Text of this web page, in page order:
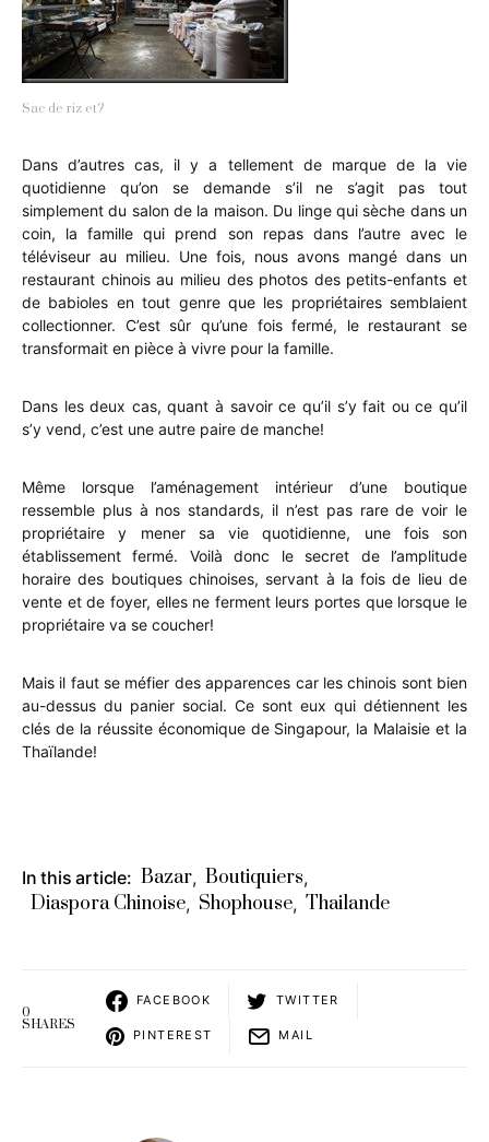
Sac de riz et?
Dans d’autres cas, il y a tellement de marque de la vie
quotidienne qu’on se demande s’il ne s’agit pas tout
simplement du salon de la maison. Du linge qui sèche dans un
coin, la famille qui prend son repas dans l’autre avec le
téléviseur au milieu. Une fois, nous avons mangé dans un
restaurant chinois au milieu des photos des petits-enfants et
de babioles en tout genre que les propriétaires semblaient
collectionner. C’est sûr qu’une fois fermé, le restaurant se
transformait en pièce à vivre pour la famille.
Dans les deux cas, quant à savoir ce qu’il s’y fait ou ce qu’il
s’y vend, c’est une autre paire de manche!
Même lorsque l’aménagement intérieur d’une boutique
ressemble plus à nos standards, il n’est pas rare de voir le
propriétaire y mener sa vie quotidienne, une fois son
établissement fermé. Voilà donc le secret de l’amplitude
horaire des boutiques chinoises, servant à la fois de lieu de
vente et de foyer, elles ne ferment leurs portes que lorsque le
propriétaire va se coucher!
Mais il faut se méfier des apparences car les chinois sont bien
au-dessus du panier social. Ce sont eux qui détiennent les
clés de la réussite économique de Singapour, la Malaisie et la
Thaïlande!
In this article: Bazar, Boutiquiers,
Diaspora Chinoise, Shophouse, Thailande
0
SHARES
FACEBOOK TWITTER
PINTEREST MAIL